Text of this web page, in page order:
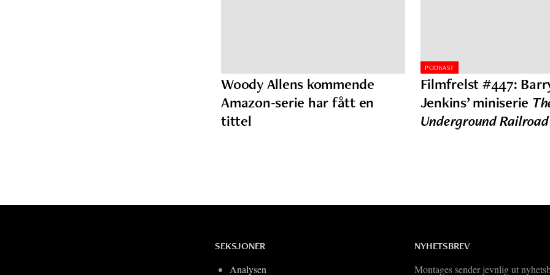
Woody Allens kommende
Amazon-serie har fått en
tittel
PODKAST
Filmfrelst #447:
Jenkins’ miniserie
Underground Railroad
SEKSJONER
Analysen
NYHETSBREV
Montages sender jevnlig ut